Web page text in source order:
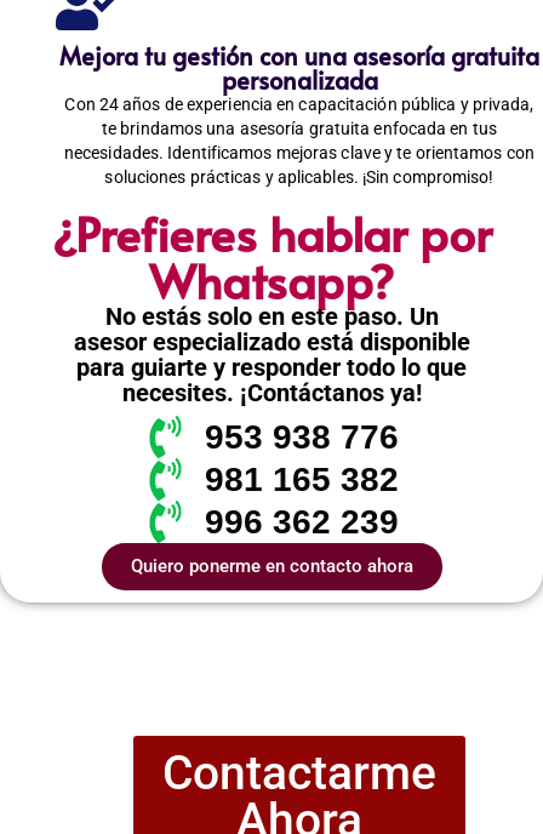
Mejora tu gestión con una asesoría gratuita
personalizada
Con 24 años de experiencia en capacitación pública y privada,
te brindamos una asesoría gratuita enfocada en tus
necesidades. Identificamos mejoras clave y te orientamos con
soluciones prácticas y aplicables. ¡Sin compromiso!
¿Prefieres hablar por
Whatsapp?
No estás solo en este paso. Un
asesor especializado está disponible
para guiarte y responder todo lo que
necesites. ¡Contáctanos ya!
953 938 776
981 165 382
996 362 239
Quiero ponerme en contacto ahora
Contactarme
Ahora